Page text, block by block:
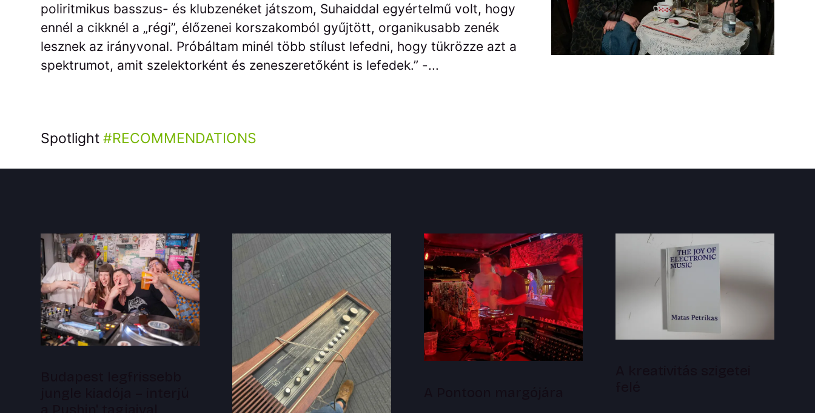
poliritmikus basszus- és klubzenéket játszom, Suhaiddal egyértelmű volt, hogy
ennél a cikknél a „régi”, élőzenei korszakomból gyűjtött, organikusabb zenék
lesznek az irányvonal. Próbáltam minél több stílust lefedni, hogy tükrözze azt a
spektrumot, amit szelektorként és zeneszeretőként is lefedek.” -...
Spotlight RECOMMENDATIONS